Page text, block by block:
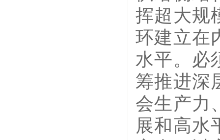
挥超大规
环建立在
水平。必
筹推进深
会生产力
展和高水